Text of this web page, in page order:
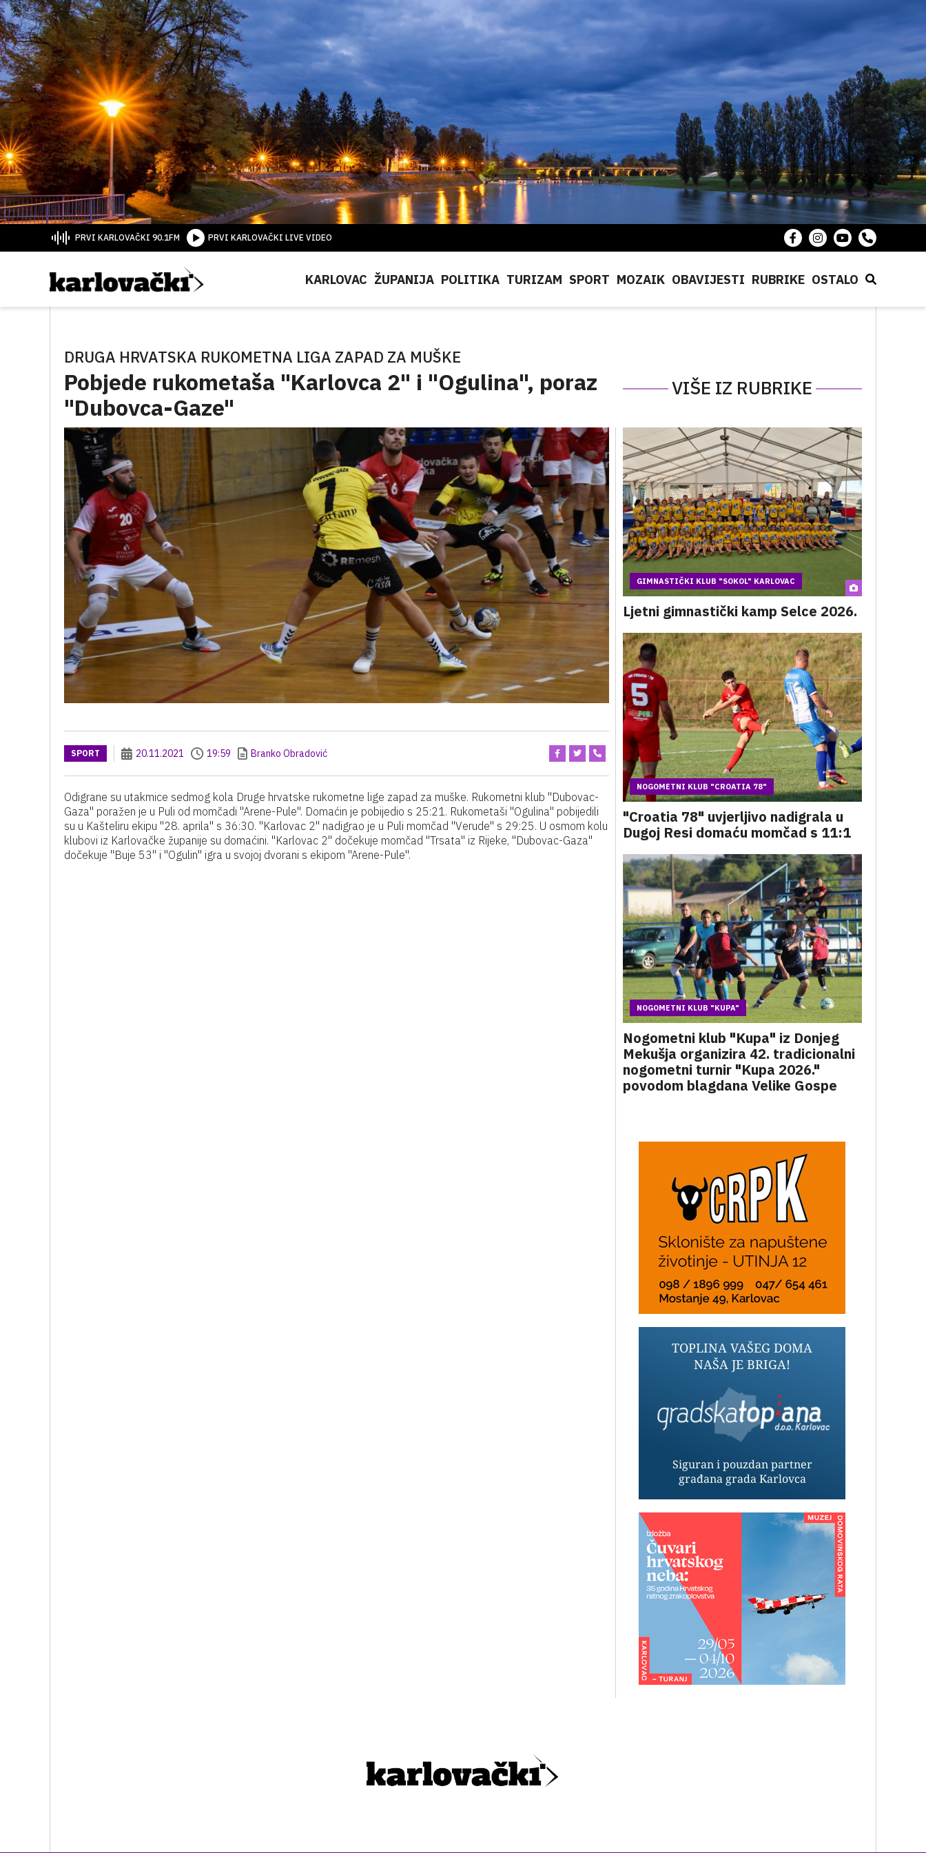
PRVI KARLOVAČKI 90.1FM PRVI KARLOVAČKI LIVE VIDEO
KARLOVAC ŽUPANIJA POLITIKA TURIZAM SPORT MOZAIK OBAVIJESTI RUBRIKE OSTALO
DRUGA HRVATSKA RUKOMETNA LIGA ZAPAD ZA MUŠKE
Pobjede rukometaša "Karlovca 2" i "Ogulina", poraz
"Dubovca-Gaze"
VIŠE IZ RUBRIKE
SPORT 20.11.2021 19:59 Branko Obradović
Odigrane su utakmice sedmog kola Druge hrvatske rukometne lige zapad za muške. Rukometni klub "Dubovac-
Gaza" poražen je u Puli od momčadi "Arene-Pule". Domaćin je pobijedio s 25:21. Rukometaši "Ogulina" pobijedili
su u Kašteliru ekipu "28. aprila" s 36:30. "Karlovac 2" nadigrao je u Puli momčad "Verude" s 29:25. U osmom kolu
klubovi iz Karlovačke županije su domaćini. "Karlovac 2" dočekuje momčad "Trsata" iz Rijeke, "Dubovac-Gaza"
dočekuje "Buje 53" i "Ogulin" igra u svojoj dvorani s ekipom "Arene-Pule".
GIMNASTIČKI KLUB "SOKOL" KARLOVAC
Ljetni gimnastički kamp Selce 2026.
NOGOMETNI KLUB "CROATIA 78"
"Croatia 78" uvjerljivo nadigrala u
Dugoj Resi domaću momčad s 11:1
NOGOMETNI KLUB "KUPA"
Nogometni klub "Kupa" iz Donjeg
Mekušja organizira 42. tradicionalni
nogometni turnir "Kupa 2026."
povodom blagdana Velike Gospe